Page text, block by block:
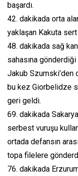
başardı.
42. dakikada orta
yaklaşan Kakuta
48. dakikada sağ
sahasına
Jakub Szumski’den
bu kez Giorbelidze
geri geldi.
69. dakikada
serbest vuruşu
ortada defansın
topa filelere
76. dakikada